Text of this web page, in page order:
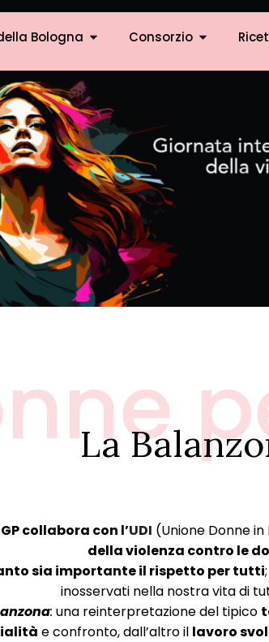
Bologna Consorzio
La
collabora con l’UDI (Unione Donne
della violenza contro le
sia importante il rispetto per tutti
inosservati nella nostra vita di
: una reinterpretazione del tipico
e confronto, dall’altro il lavoro